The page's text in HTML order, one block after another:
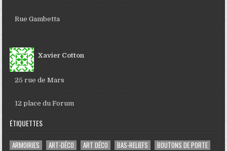
Rue Gambetta
Xavier Cotton
25 rue de Mars
12 place du Forum
ÉTIQUETTES
ARMOIRIES ART-DÉCO ART DÉCO BAS-RELIEFS
BOUTONS DE PORTE